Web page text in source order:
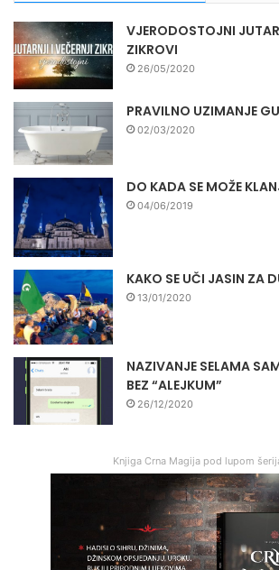
VJERODOSTOJNI
ZIKROVI
26/05/2020
PRAVILNO UZIMANJE
02/03/2020
DO KADA SE MOŽE
04/06/2019
KAKO SE UČI JASIN ZA
13/01/2020
NAZIVANJE SELAMA
BEZ “ALEJKUM”
26/12/2020
Knjiga Crna Magija pod lupom